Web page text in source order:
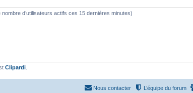
d’utilisateurs actifs ces 15 dernières minutes)
Clipardi
L’équipe du forum
Nous contacter